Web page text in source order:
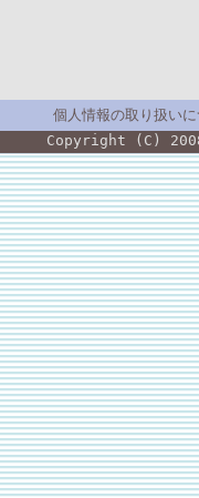
個人情報の取り扱い
Copyright (C)